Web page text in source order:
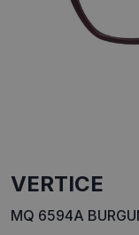
VERTICE
MQ 6594A